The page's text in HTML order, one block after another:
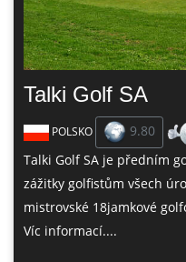
Talki Golf SA
POLSKO
9.80
Talki Golf SA je předním
zážitky golfistům všech
mistrovské 18jamkové
Víc informací....